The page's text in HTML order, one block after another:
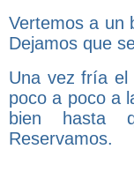
Vertemos a un
Dejamos que
Una vez fría el
poco a poco a
bien hasta
Reservamos.